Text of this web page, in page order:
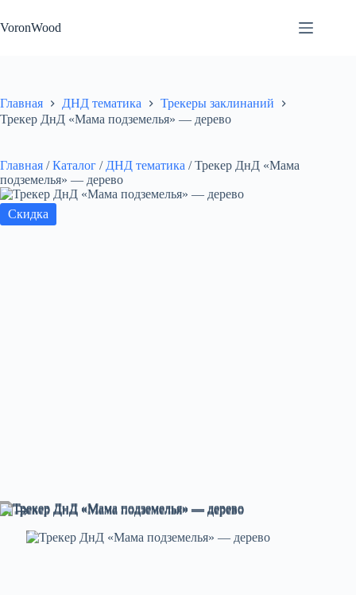
к
сути
VoronWood
Главная ДНД тематика
Трекеры заклинаний
Трекер ДнД «Мама подземелья» — дерево
Главная / Каталог / ДНД тематика / Трекер ДнД «Мама
подземелья» — дерево
Скидка